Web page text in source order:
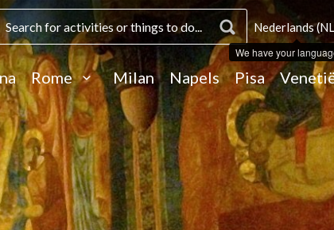
Nederlands
We have your
Rome Milan Napels Pisa